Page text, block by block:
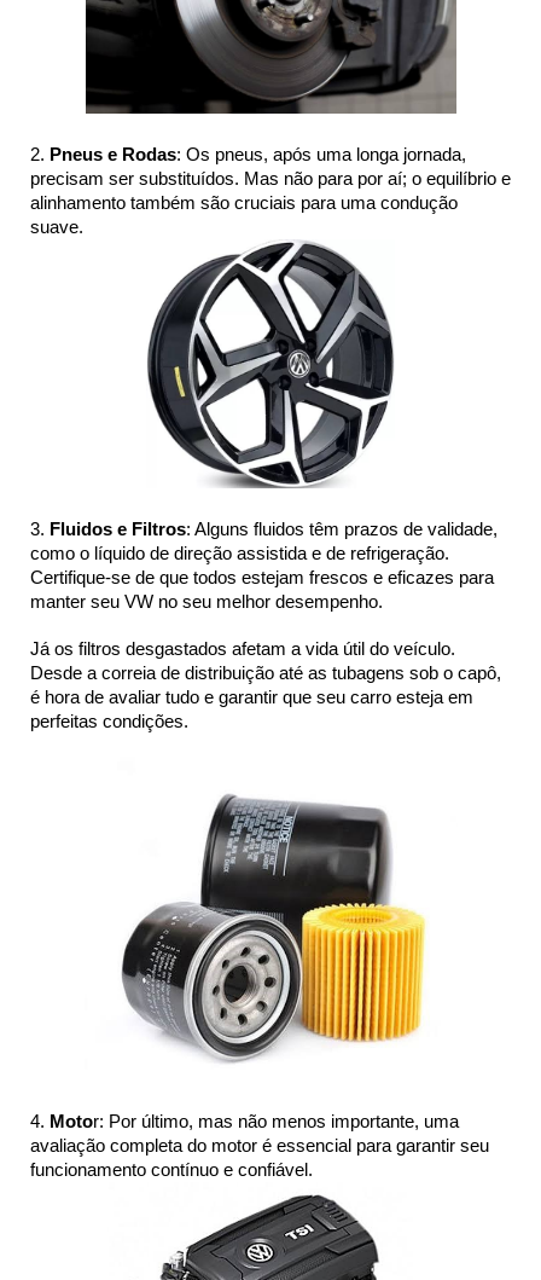
2. Pneus e Rodas: Os pneus, após uma longa jornada,
precisam ser substituídos. Mas não para por aí; o equilíbrio e
alinhamento também são cruciais para uma condução
suave.
3. Fluidos e Filtros: Alguns fluidos têm prazos de validade,
como o líquido de direção assistida e de refrigeração.
Certifique-se de que todos estejam frescos e eficazes para
manter seu VW no seu melhor desempenho.
Já os filtros desgastados afetam a vida útil do veículo.
Desde a correia de distribuição até as tubagens sob o capô,
é hora de avaliar tudo e garantir que seu carro esteja em
perfeitas condições.
4. Motor: Por último, mas não menos importante, uma
avaliação completa do motor é essencial para garantir seu
funcionamento contínuo e confiável.